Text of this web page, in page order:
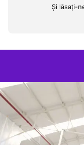
Și lăsați-